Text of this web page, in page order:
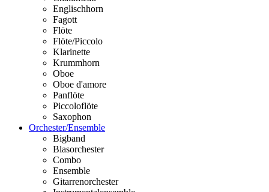
Englischhorn
Fagott
Flöte
Flöte/Piccolo
Klarinette
Krummhorn
Oboe
Oboe d'amore
Panflöte
Piccoloflöte
Saxophon
Orchester/Ensemble
Bigband
Blasorchester
Combo
Ensemble
Gitarrenorchester